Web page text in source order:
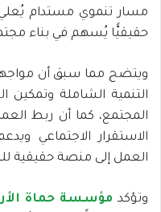
مسار تنموي مستدام
حقيقيًّا يُسهم في بناء
ويتضح مما سبق أن
التنمية الشاملة
المجتمع، كما أن ربط
الاستقرار الاجتماعي
العمل إلى منصة حقيقية
وتؤكد مؤسسة حماة